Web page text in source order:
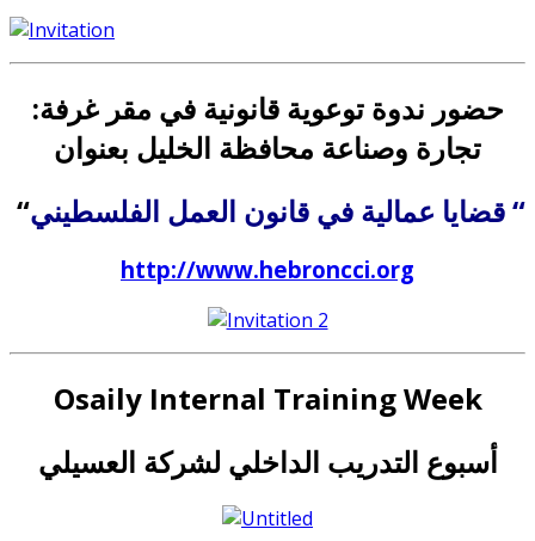
:حضور ندوة توعوية قانونية في مقر غرفة
تجارة وصناعة محافظة الخليل بعنوان
“
قضايا عمالية في قانون العمل الفلسطيني “
http://www.hebroncci.org
Osaily Internal Training Week
أسبوع التدريب الداخلي لشركة العسيلي